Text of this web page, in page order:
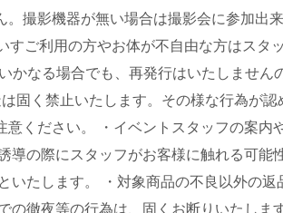
撮影機器が無い場合は撮影会に参加出
ご利用の方やお体が不自由な方はスタ
かなる場合でも、再発行はいたしません
固く禁止いたします。その様な行為が
ください。 ・イベントスタッフの案内
導の際にスタッフがお客様に触れる可能
いたします。 ・対象商品の不良以外の返
の徹夜等の行為は、固くお断りいたしま